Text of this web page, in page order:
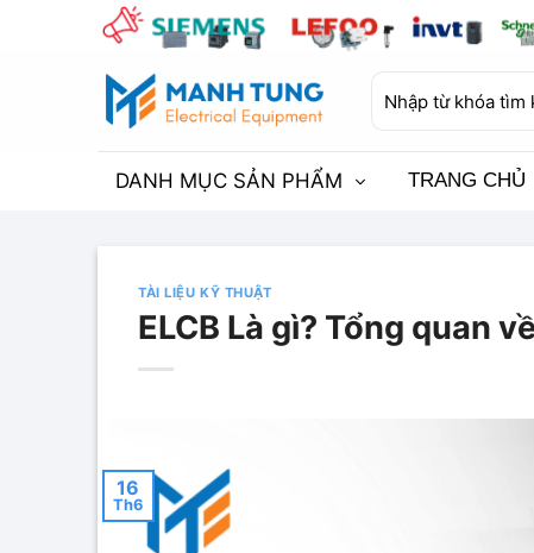
kiếm:
DANH MỤC SẢN PHẨM TRANG CHỦ
TÀI LIỆU KỸ THUẬT
ELCB Là gì? Tổng quan
16
Th6